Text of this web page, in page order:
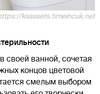
ksassets.timeincuk.net
своей ванной, сочетая
концов цветовой
смелым выбором